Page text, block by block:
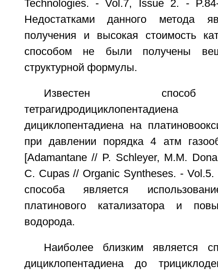
Technologies. - Vol.7, Issue 2. -
Недостатками данного метода
получения и высокая стоимость
способом не были получены
структурной формулы.
Известен способ
дициклопентадиена на
при давлении порядка 4 атм
[Adamantane // P. Schleyer, М.М.
С. Cupas // Organic Syntheses. - Vol.5.
способа является
платинового катализатора и
водорода.
Наиболее близким является
дициклопентадиена до